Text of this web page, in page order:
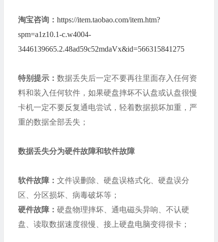
淘宝咨询： https://item.taobao.com/item.htm?
spm=a1z10.1-c.w4004-
3446139665.2.48ad59c52mdaVx&id=566315841275
特别提示： 数据丢失后一定不要再往里面存入任何资
料和装入任何软件，如果硬盘摔坏不认盘或认盘很慢
卡机一定不要反复通电尝试，轻着数据损坏加重，严
重的数据全部丢失；
数据丢失分为硬件故障和软件故障
软件故障： 文件误删除、硬盘误格式化、硬盘误分
区、分区损坏、病毒破坏等；
硬件故障： 硬盘物理摔坏、通电磁头异响、不认硬
盘、读取数据速度很慢、接上硬盘电脑变得很卡；